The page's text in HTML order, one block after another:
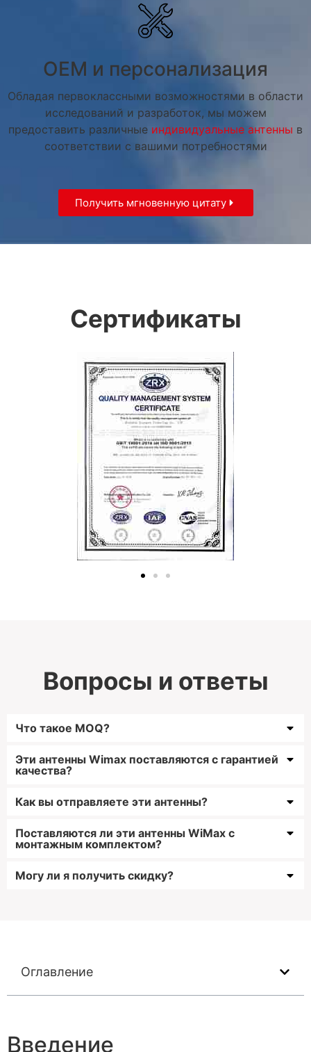
OEM и персонализация
Обладая первоклассными возможностями в области
исследований и разработок, мы можем
предоставить различные индивидуальные антенны в
соответствии с вашими потребностями
Получить мгновенную цитату
Сертификаты
Вопросы и ответы
Что такое MOQ?
Эти антенны Wimax поставляются с гарантией
качества?
Как вы отправляете эти антенны?
Поставляются ли эти антенны WiMax с
монтажным комплектом?
Могу ли я получить скидку?
Оглавление
Введение